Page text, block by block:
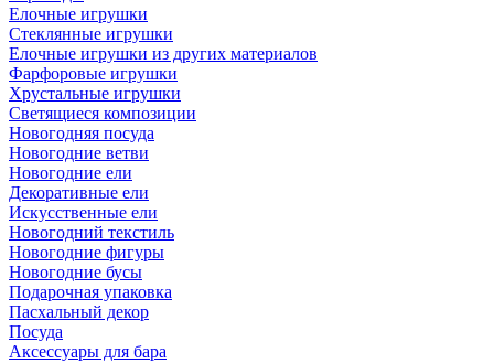
Елочные игрушки
Стеклянные игрушки
Елочные игрушки из других материалов
Фарфоровые игрушки
Хрустальные игрушки
Светящиеся композиции
Новогодняя посуда
Новогодние ветви
Новогодние ели
Декоративные ели
Искусственные ели
Новогодний текстиль
Новогодние фигуры
Новогодние бусы
Подарочная упаковка
Пасхальный декор
Посуда
Аксессуары для бара